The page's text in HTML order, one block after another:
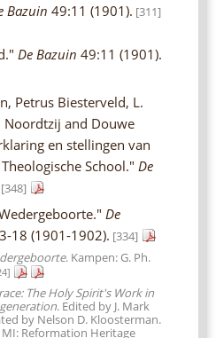
Bazuin 49:11 (1901). [311]
De Bazuin 49:11 (1901).
Petrus Biesterveld, L.
and Douwe
en stellingen van
School." De
[348]
De
18 (1901-1902). [334]
. Kampen: G. Ph.
The Holy Spirit's Work in
. Edited by J. Mark
by Nelson D. Kloosterman.
MI: Reformation Heritage